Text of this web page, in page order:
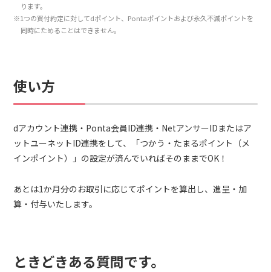
ります。
※1つの買付約定に対してdポイント、Pontaポイントおよび永久不滅ポイントを
同時にためることはできません。
使い方
dアカウント連携・Ponta会員ID連携・NetアンサーIDまたはア
ットユーネットID連携をして、「つかう・たまるポイント（メ
インポイント）」の設定が済んでいればそのままでOK！
あとは1か月分のお取引に応じてポイントを算出し、進呈・加
算・付与いたします。
ときどきある質問です。